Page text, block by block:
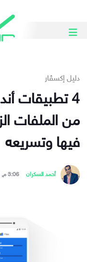
دليل إكسڤار
4 تطبيقات
من الملفات
فيها وتسريعه
أحمد السكران 3:06 م, الجمعة, 19 نوفمبر 2021